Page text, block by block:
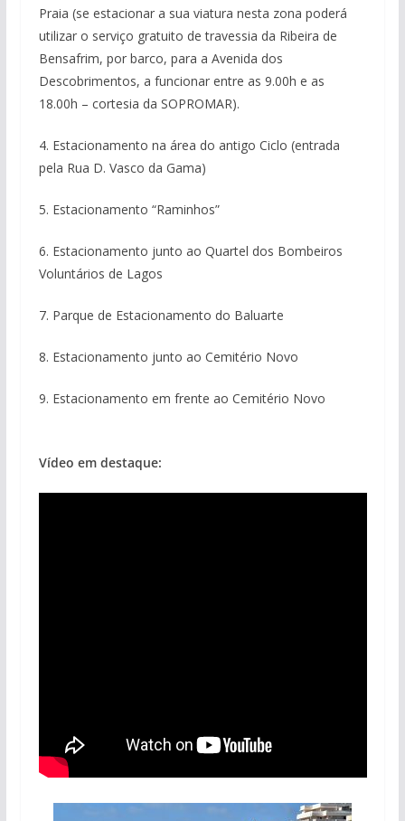
Praia (se estacionar a sua viatura nesta zona poderá
utilizar o serviço gratuito de travessia da Ribeira de
Bensafrim, por barco, para a Avenida dos
Descobrimentos, a funcionar entre as 9.00h e as
18.00h – cortesia da SOPROMAR).
4. Estacionamento na área do antigo Ciclo (entrada
pela Rua D. Vasco da Gama)
5. Estacionamento “Raminhos”
6. Estacionamento junto ao Quartel dos Bombeiros
Voluntários de Lagos
7. Parque de Estacionamento do Baluarte
8. Estacionamento junto ao Cemitério Novo
9. Estacionamento em frente ao Cemitério Novo
Vídeo em destaque: